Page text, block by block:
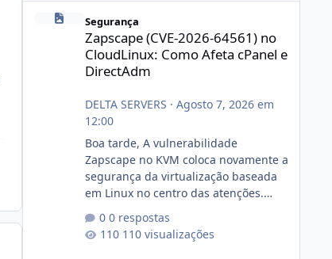
Zapscape (CVE-2026-64561) no CloudLinux: Como Afeta
Segurança
Zapscape (CVE-2026-64561) no
CloudLinux: Como Afeta cPanel e
DirectAdm
DELTA SERVERS · Agosto 7, 2026 em
12:00
Boa tarde, A vulnerabilidade
Zapscape no KVM coloca novamente a
segurança da virtualização baseada
em Linux no centro das atenções.
ents/dlrxjx23zz5f Criamos uma breve
explicação:
0 respostas
110 visualizações